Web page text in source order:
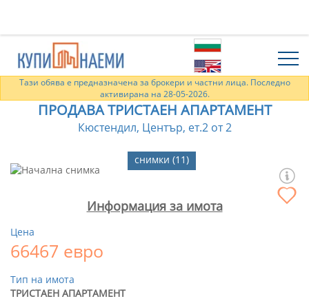
Тази обява е предназначена за брокери и частни лица. Последно
активирана на 28-05-2026.
ПРОДАВА ТРИСТАЕН АПАРТАМЕНТ
Кюстендил, Център, ет.2 от 2
снимки (11)
Информация за имота
Цена
66467 евро
Тип на имота
ТРИСТАЕН АПАРТАМЕНТ